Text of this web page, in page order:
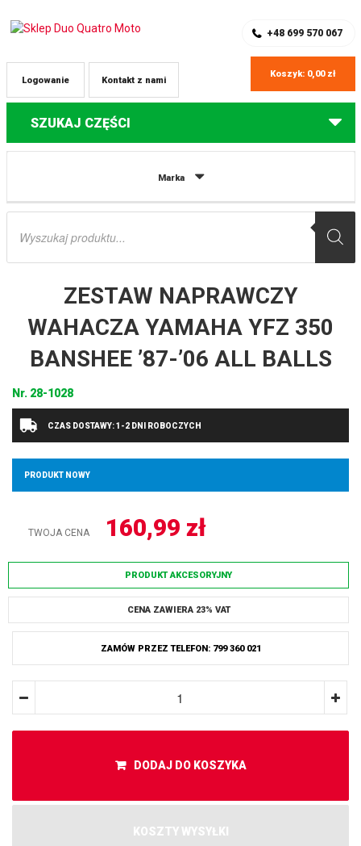
+48 699 570 067
Kontakt z nami
Logowanie
Koszyk: 0,00 zł
SZUKAJ CZĘŚCI
Marka
Wyszukiwarka
Części do quadów Yamaha
ZESTAW NAPRAWCZY
WAHACZA YAMAHA YFZ 350
BANSHEE ’87-’06 ALL BALLS
Nr. 28-1028
CZAS DOSTAWY: 1-2 DNI ROBOCZYCH
PRODUKT NOWY
TWOJA CENA 160,99 zł
PRODUKT AKCESORYJNY
CENA ZAWIERA 23% VAT
ZAMÓW PRZEZ TELEFON: 799 360 021
DODAJ DO KOSZYKA
KOSZTY WYSYŁKI